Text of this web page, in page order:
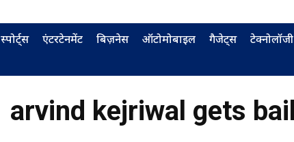
स्पोर्ट्स एंटरटेनमेंट बिज़नेस ऑटोमोबाइल गैजेट्स टेक्नोलॉजी
arvind kejriwal gets bail